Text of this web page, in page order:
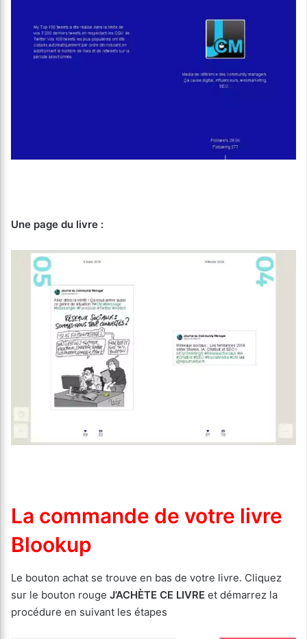
Une page du livre :
La commande de votre livre
Blookup
Le bouton achat se trouve en bas de votre livre. Cliquez
sur le bouton rouge J’ACHÈTE CE LIVRE et démarrez la
procédure en suivant les étapes